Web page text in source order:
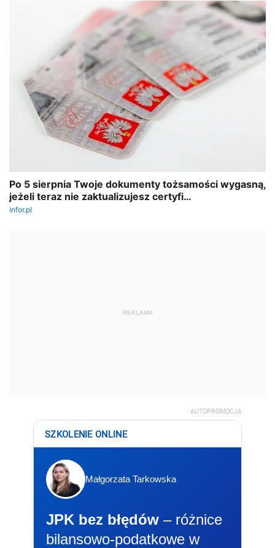
REKLAMA
AUTOPROMOCJA
SZKOLENIE ONLINE
Małgorzata Tarkowska
JPK bez błędów – różnice
bilansowo-podatkowe w